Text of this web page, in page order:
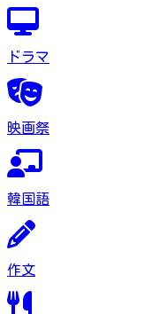
ドラマ
映画祭
韓国語
作文